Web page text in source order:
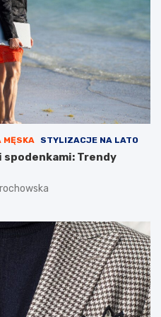
MĘSKA STYLIZACJE NA LATO
Trendy